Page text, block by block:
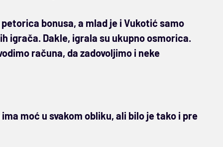
bonusa, a mlad je i Vukotić samo
igrača. Dakle, igrala su ukupno osmorica.
računa, da zadovoljimo i neke
moć u svakom obliku, ali bilo je tako i pre